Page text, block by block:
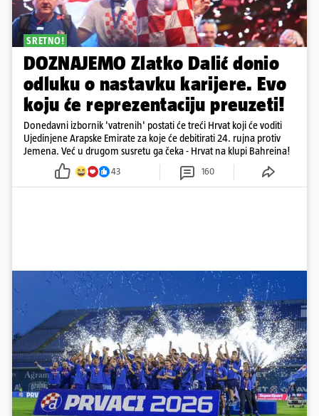
SRETNO!
DOZNAJEMO Zlatko Dalić donio
odluku o nastavku karijere. Evo
koju će reprezentaciju preuzeti!
Donedavni izbornik 'vatrenih' postati će treći Hrvat koji će voditi
Ujedinjene Arapske Emirate za koje će debitirati 24. rujna protiv
Jemena. Već u drugom susretu ga čeka - Hrvat na klupi Bahreina!
43 160